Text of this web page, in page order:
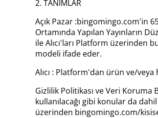
2. TANIMLAR
Açık Pazar :bingomingo.com'in
Ortamında Yapılan Yayınların
ile Alıcı'ları Platform üzerinden
modeli ifade eder.
Alıcı : Platform'dan ürün ve/
Gizlilik Politikası ve Veri
kullanılacağı gibi konular da
üzerinden bingomingo.com/